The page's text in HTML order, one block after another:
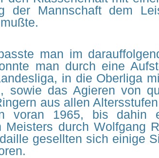
der Mannschaft dem
man im
man durch eine
in die Oberliga
sowie das Agieren von
aus allen
voran 1965, bis dahin
Meisters durch Wolfgang
gesellten sich einige